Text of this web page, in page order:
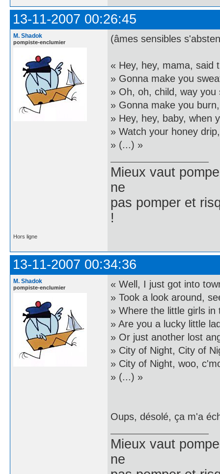
13-11-2007 00:26:45
M. Shadok
pompiste-enclumier (âmes sensibles
« Hey, hey, mama, said
» Gonna make you
» Oh, oh, child, way you
» Gonna make you
» Hey, hey, baby, when
» Watch your honey
» (...) »
Mieux vaut
ne
pas pomper et
!
Hors ligne
13-11-2007 00:34:36
M. Shadok
pompiste-enclumier
« Well, I just got into
» Took a look around,
» Where the little girls in
» Are you a lucky little
» Or just another lost
» City of Night, City of
» City of Night, woo,
» (...) »
Oups, désolé, ça m'a
Mieux vaut
ne